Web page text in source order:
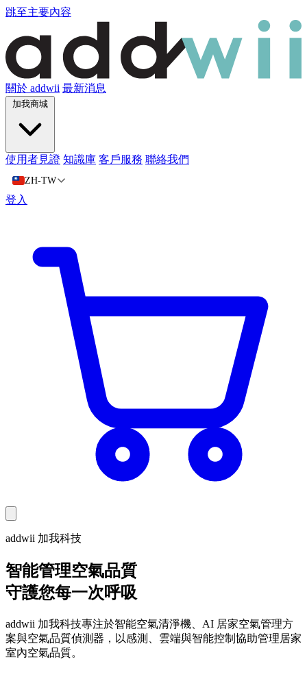
跳至主要內容
關於 addwii 最新消息
加我商城
使用者見證 知識庫 客戶服務 聯絡我們
ZH-TW
登入
addwii 加我科技
智能管理空氣品質
守護您每一次呼吸
addwii 加我科技專注於智能空氣清淨機、AI 居家空氣管理方
案與空氣品質偵測器，以感測、雲端與智能控制協助管理居家
室內空氣品質。